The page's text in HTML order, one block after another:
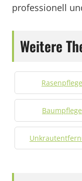
professionell
Weitere
Rasenpflege
Baumpflege